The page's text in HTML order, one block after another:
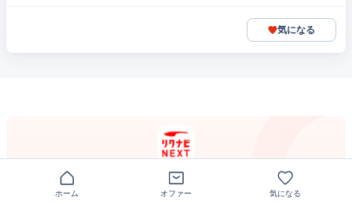
気になる
アプリなら求人探しがもっと快適に！
ホーム オファー 気になる